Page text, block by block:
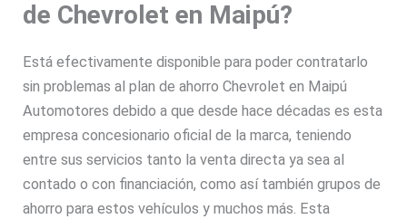
de Chevrolet en Maipú?
Está efectivamente disponible para poder contratarlo
sin problemas al plan de ahorro Chevrolet en Maipú
Automotores debido a que desde hace décadas es esta
empresa concesionario oficial de la marca, teniendo
entre sus servicios tanto la venta directa ya sea al
contado o con financiación, como así también grupos de
ahorro para estos vehículos y muchos más. Esta